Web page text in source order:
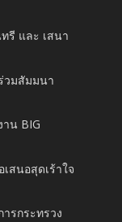
รี และ เสนา
วมสัมมนา
น BIG
สนอสุดเร้าใจ
รกระทรวง